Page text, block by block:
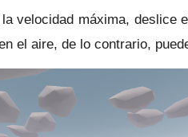
velocidad máxima, deslice
el aire, de lo contrario,